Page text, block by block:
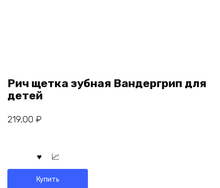
Рич щетка зубная Вандергрип для
детей
219,00 ₽
Купить